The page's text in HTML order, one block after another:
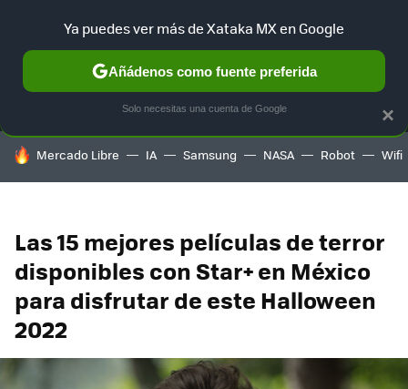
MENÚ NUEVO
GAMING HOME AUTO
HOY SE HABLA DE
Mercado Libre IA Samsung NASA Robot Wifi
Las 15 mejores películas de terror
disponibles con Star+ en México
para disfrutar de este Halloween
2022
×
Ya puedes ver más de Xataka MX en Google
Añádenos como fuente preferida
Solo necesitas una cuenta de Google